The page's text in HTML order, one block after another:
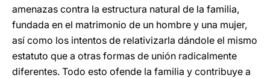
amenazas contra la estructura natural de la familia,
fundada en el matrimonio de un hombre y una mujer,
así como los intentos de relativizarla dándole el mismo
estatuto que a otras formas de unión radicalmente
diferentes. Todo esto ofende la familia y contribuye a